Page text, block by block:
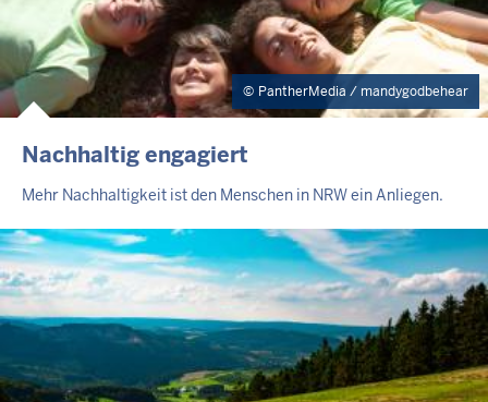
PantherMedia / mandygodbehear
Nachhaltig engagiert
Mehr Nachhaltigkeit ist den Menschen in NRW ein Anliegen.